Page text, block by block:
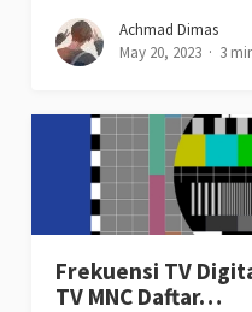
Achmad Dimas
May 20, 2023
3
Frekuensi TV
TV MNC Daftar…